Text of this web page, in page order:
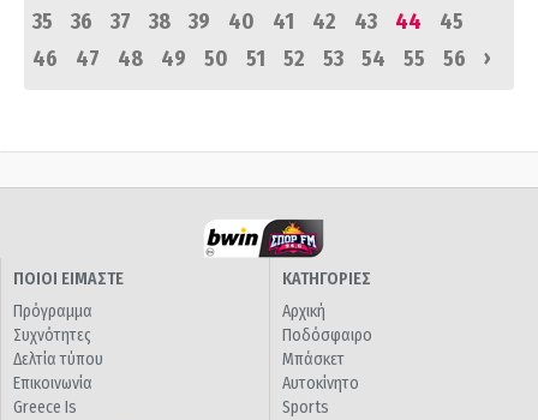
35
36 37 38 39 40 41 42 43 44
45
46
47 48 49 50 51 52 53 54 55 56 ›
ΠΟΙΟΙ ΕΙΜΑΣΤΕ
Πρόγραμμα
Συχνότητες
Δελτία τύπου
Επικοινωνία
Greece Is
ΚΑΤΗΓΟΡΙΕΣ
Αρχική
Ποδόσφαιρο
Μπάσκετ
Αυτοκίνητο
Sports